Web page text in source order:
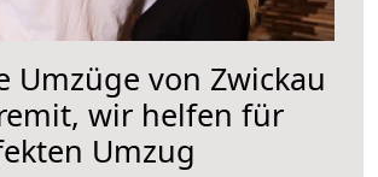
Umzüge von Zwickau
wir helfen für
Umzug